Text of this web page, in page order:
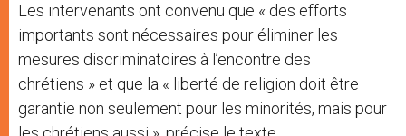
Les intervenants ont convenu que « des efforts
importants sont nécessaires pour éliminer les
mesures discriminatoires à l’encontre des
chrétiens » et que la « liberté de religion doit être
garantie non seulement pour les minorités, mais pour